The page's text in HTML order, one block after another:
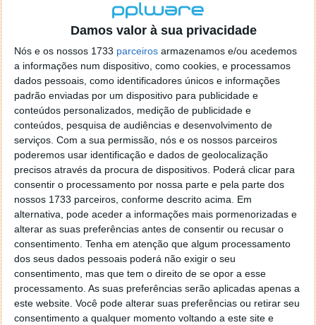
Damos valor à sua privacidade
Nós e os nossos 1733 parceiros armazenamos e/ou acedemos
a informações num dispositivo, como cookies, e processamos
dados pessoais, como identificadores únicos e informações
padrão enviadas por um dispositivo para publicidade e
conteúdos personalizados, medição de publicidade e
conteúdos, pesquisa de audiências e desenvolvimento de
serviços. Com a sua permissão, nós e os nossos parceiros
poderemos usar identificação e dados de geolocalização
precisos através da procura de dispositivos. Poderá clicar para
consentir o processamento por nossa parte e pela parte dos
nossos 1733 parceiros, conforme descrito acima. Em
alternativa, pode aceder a informações mais pormenorizadas e
alterar as suas preferências antes de consentir ou recusar o
consentimento. Tenha em atenção que algum processamento
dos seus dados pessoais poderá não exigir o seu
consentimento, mas que tem o direito de se opor a esse
processamento. As suas preferências serão aplicadas apenas a
este website. Você pode alterar suas preferências ou retirar seu
consentimento a qualquer momento voltando a este site e
o firefox como browser predefenido
de control tudo e nada. Tou a comecar a desesperar, ate ja
tentei apagar o explorer na tentativa de forçar o uso do
firefox mas em vao. Kaso te lembres de outra dica fico
agradecido, caso contrario obrigado a mesma
Responder
Vítor M.
7 de Novembro de 2005 às 01:39
@Reporter
Desculpa mas o link funciona. Seja como for segue por mail
o MSn Messenger 8.
Responder
Vítor M.
7 de Novembro de 2005 às 11:21
@Rui
Tens de encontrar o que te falei. Faz da seguinte maneira,
janela iniciar e no topo dessa janela com o botão direito do
rato faz propriedades. Depois no separador Menu ‘Iniciar’
clica no botão ‘Personalizar’ aí encontrarás no separador
geral a opção para escolheres o Browser com que queres